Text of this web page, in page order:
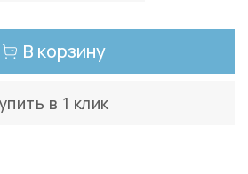
В корзину
в 1 клик